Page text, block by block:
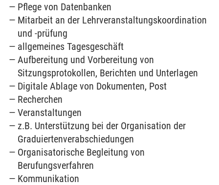
Pflege von Datenbanken
Mitarbeit an der Lehrveranstaltungskoordination
und -prüfung
allgemeines Tagesgeschäft
Aufbereitung und Vorbereitung von
Sitzungsprotokollen, Berichten und Unterlagen
Digitale Ablage von Dokumenten, Post
Recherchen
Veranstaltungen
z.B. Unterstützung bei der Organisation der
Graduiertenverabschiedungen
Organisatorische Begleitung von
Berufungsverfahren
Kommunikation